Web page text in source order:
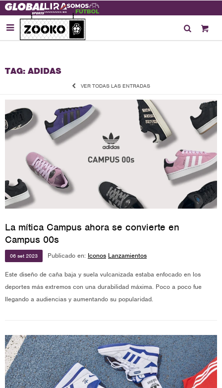

TAG: ADIDAS
VER TODAS LAS ENTRADAS
La mítica Campus ahora se convierte en
Campus 00s
06 set 2023 Publicado en: Iconos Lanzamientos
Este diseño de caña baja y suela vulcanizada estaba enfocado en los
deportes más extremos con una durabilidad máxima. Poco a poco fue
llegando a audiencias y aumentando su popularidad.